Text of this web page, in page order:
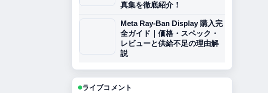
真集を徹底紹介！
Meta Ray-Ban Display 購入完
全ガイド｜価格・スペック・
レビューと供給不足の理由解
説
ライブコメント